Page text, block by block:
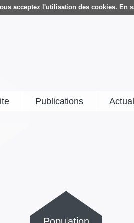
acceptez l'utilisation des cookies. En
Publications